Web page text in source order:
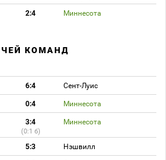
2:4 Миннесота
КОМАНД
6:4 Сент-Луис
0:4 Миннесота
3:4 Миннесота
(0:1 б)
5:3 Нэшвилл